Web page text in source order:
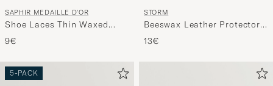
SAPHIR MEDAILLE D'OR
Shoe Laces Thin Waxed
75cm Dark Brown
9€
STORM
Beeswax Leather Protector
100ml
13€
5-PACK